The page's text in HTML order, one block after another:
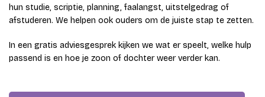
hun studie, scriptie, planning, faalangst, uitstelgedrag of
afstuderen. We helpen ook ouders om de juiste stap te zetten.
In een gratis adviesgesprek kijken we wat er speelt, welke hulp
passend is en hoe je zoon of dochter weer verder kan.